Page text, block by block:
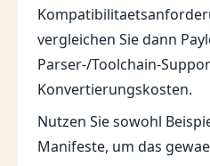
vergleichen Sie dann
Parser-/Toolchain-
Konvertierungskosten.
Nutzen Sie sowohl
Manifeste, um das